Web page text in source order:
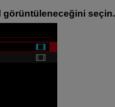
görüntüleneceğini seçin.